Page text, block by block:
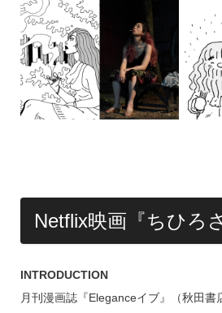
Netflix映画『ちひろ
INTRODUCTION
月刊漫画誌『Eleganceイブ』（秋田書